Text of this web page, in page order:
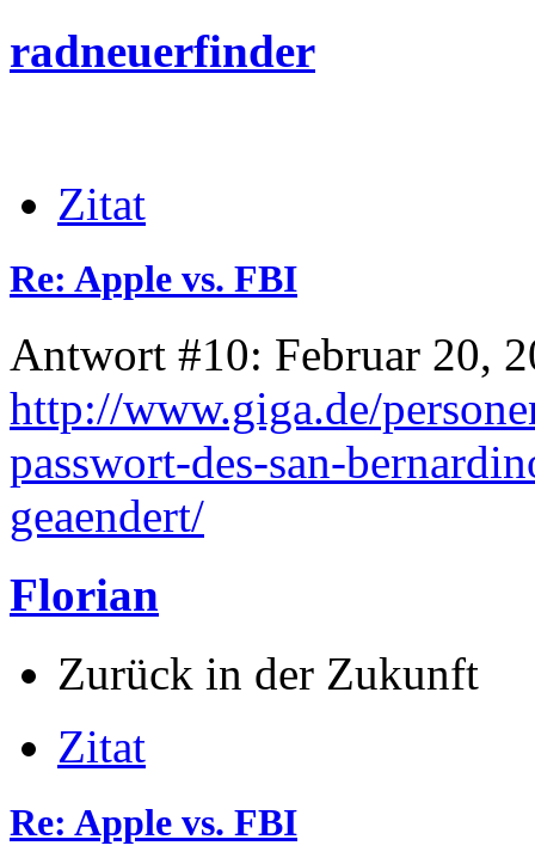
radneuerfinder
Zitat
Re: Apple vs. FBI
Antwort #10: Februar 20,
http://www.giga.de/
passwort-des-san-
geaendert/
Florian
Zurück in der Zukunft
Zitat
Re: Apple vs. FBI